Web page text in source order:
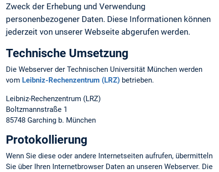
Zweck der Erhebung und Verwendung
personenbezogener Daten. Diese Informationen können
jederzeit von unserer Webseite abgerufen werden.
Technische Umsetzung
Die Webserver der Technischen Universität München werden
vom Leibniz-Rechenzentrum (LRZ) betrieben.
Leibniz-Rechenzentrum (LRZ)
Boltzmannstraße 1
85748 Garching b. München
Protokollierung
Wenn Sie diese oder andere Internetseiten aufrufen, übermitteln
Sie über Ihren Internetbrowser Daten an unseren Webserver. Die